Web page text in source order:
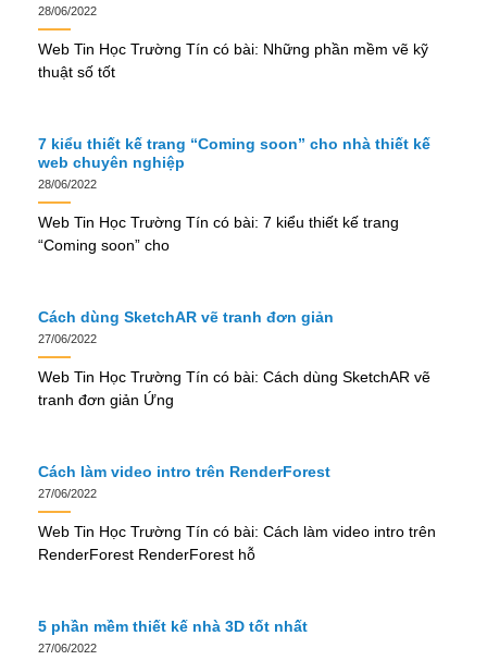
28/06/2022
Web Tin Học Trường Tín có bài: Những phần mềm vẽ kỹ
thuật số tốt
7 kiểu thiết kế trang “Coming soon” cho nhà thiết kế
web chuyên nghiệp
28/06/2022
Web Tin Học Trường Tín có bài: 7 kiểu thiết kế trang
“Coming soon” cho
Cách dùng SketchAR vẽ tranh đơn giản
27/06/2022
Web Tin Học Trường Tín có bài: Cách dùng SketchAR vẽ
tranh đơn giản Ứng
Cách làm video intro trên RenderForest
27/06/2022
Web Tin Học Trường Tín có bài: Cách làm video intro trên
RenderForest RenderForest hỗ
5 phần mềm thiết kế nhà 3D tốt nhất
27/06/2022